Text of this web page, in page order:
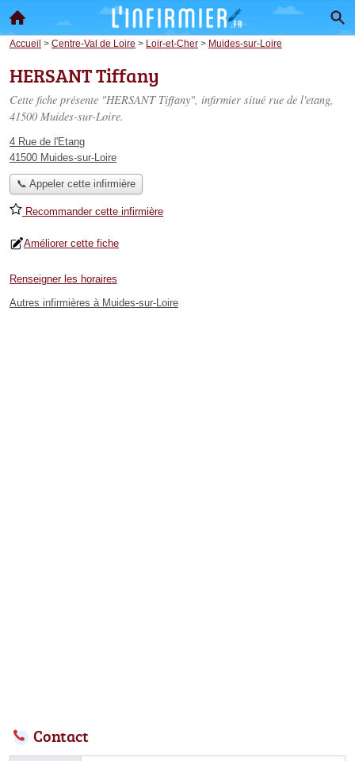
Accueil > Centre-Val de Loire > Loir-et-Cher > Muides-sur-Loire
HERSANT Tiffany
Cette fiche présente "HERSANT Tiffany", infirmier situé rue de l'etang,
41500 Muides-sur-Loire.
4 Rue de l'Etang
41500 Muides-sur-Loire
📞 Appeler cette infirmière
Recommander cette infirmière
Améliorer cette fiche
Renseigner les horaires
Autres infirmières à Muides-sur-Loire
Contact